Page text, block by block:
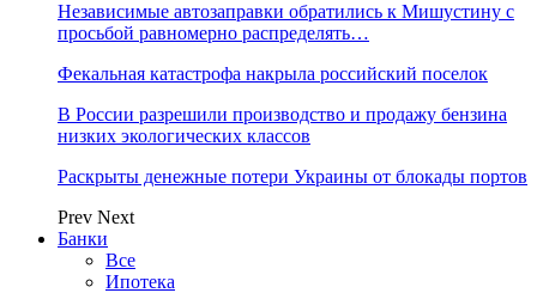
Независимые автозаправки обратились к Мишустину с
просьбой равномерно распределять…
Фекальная катастрофа накрыла российский поселок
В России разрешили производство и продажу бензина
низких экологических классов
Раскрыты денежные потери Украины от блокады портов
Prev Next
Банки
Все
Ипотека